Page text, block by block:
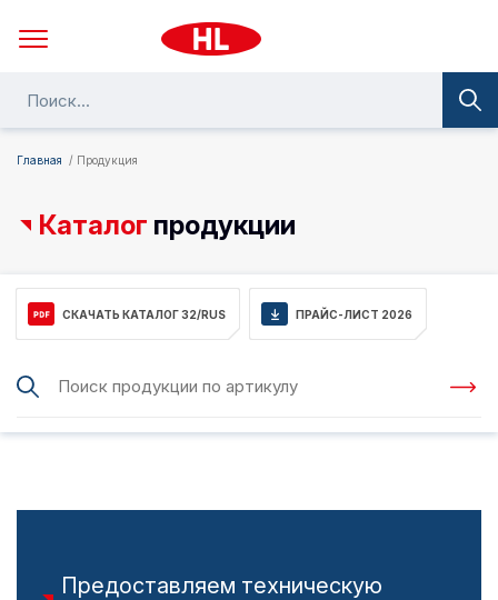
Главная Продукция
Каталог продукции
СКАЧАТЬ КАТАЛОГ 32/RUS ПРАЙС-ЛИСТ 2026
Предоставляем техническую